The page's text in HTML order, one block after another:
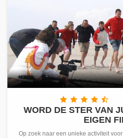
WORD DE STER VAN
EIGEN
Op zoek naar een unieke activiteit